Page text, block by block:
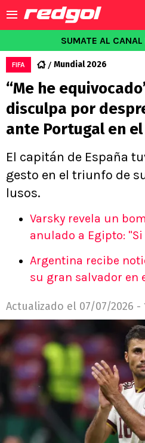
SUMATE AL CANAL
FIFA Mundial 2026
“Me he
disculpa por
ante Portugal en
El capitán de España
gesto en el triunfo de
lusos.
Varsky revela un
anulado a Egipto: "Si
Argentina recibe
su gran salvador en
Actualizado el 07/07/2026 -